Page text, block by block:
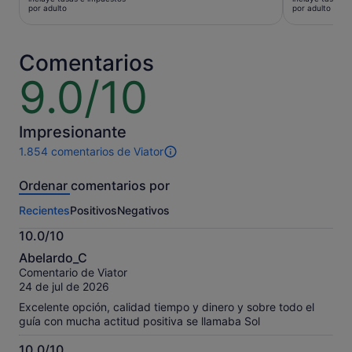
era
y
el
actual
es
de
35 €
por
por adulto
era
por adulto
Comentarios
9.0/10
9.0
sobre
10
Impresionante
1.854 comentarios de Viator
1854 comentarios
esta
Más
información
sobre
nuestros
comentarios
contrastados.
Ordenar comentarios por
RecientesPositivosNegativos
10.0/10
10.0
sobre
10
Abelardo_C
Comentario de Viator
24 de jul de 2026
Excelente opción, calidad tiempo y dinero y sobre todo el
guía con mucha actitud positiva se llamaba Sol